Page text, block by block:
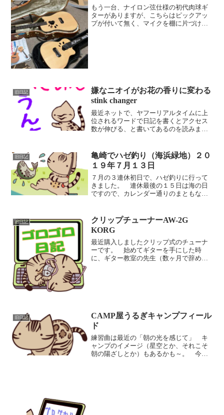
もう一台、ナイロン弦仕様の初代肉球ギ
ターがありますが、こちらはピックアッ
プが付いて無く、マイクを棚に片づけて
旧日記
嫌なニオイがお花の香りに変わる
stink changer
最近ネットで、ヤフーリアルタイムに上
位されるワードで日記を書くとアクセス
数が伸びる、と書いてあるのを読みまし
これって集客効果あるのでしょうか
ね？ ソロギターの普及活動と...
旧日記
亀崎でハゼ釣り（海浜緑地）２０
１９年７月１３日
７月の３連休初日で、ハゼ釣りに行って
きました。 連休最後の１５日は海の日
ですので、カレンダー通りのまともな生
たハゼ釣りは、いつものメンバー（会社
の先輩、後輩）で、亀崎の...
旧日記
クリップチューナーAW-2G
KORG
最近購入しましたクリップ式のチューナ
ーです。 始めてギターを手にした時
に、ギター教室の先生（数ヶ月で辞めま
旧日記
CAMP屋うるぎキャンプフィール
ド
練習曲は最近の「朝の光を感じて」 キ
ャンプのイメージ（星空とか、それこそ
朝の陽ざしとか）もあるかも～。 今日